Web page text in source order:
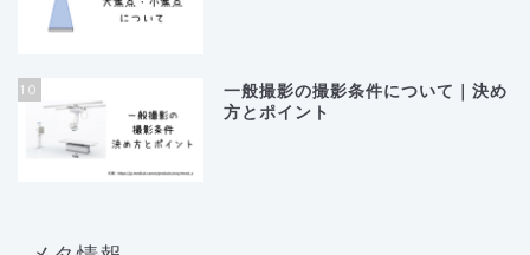
10
一般撮影の撮影条件について｜決め
方とポイント
ホーム